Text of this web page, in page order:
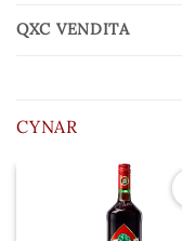
QXC VENDITA
CYNAR